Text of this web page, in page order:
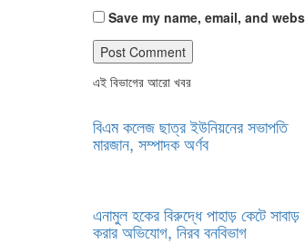
Save my name, email, and
এই বিভাগের আরো খবর
বিএম কলেজ ছাত্র ইউনিয়নের সভাপতি
মারজান, সম্পাদক অর্ণব
এনামুল হকের বিরুদ্ধে পাহাড় কেটে সাবাড়
করার অভিযোগ, নিরব বনবিভাগ